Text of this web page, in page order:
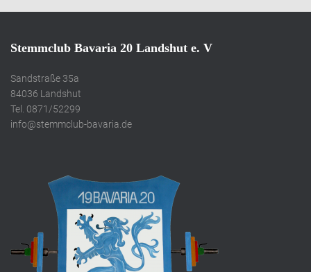
Stemmclub Bavaria 20 Landshut e. V
Sandstraße 35a
84036 Landshut
Tel. 0871/52299
info@stemmclub-bavaria.de